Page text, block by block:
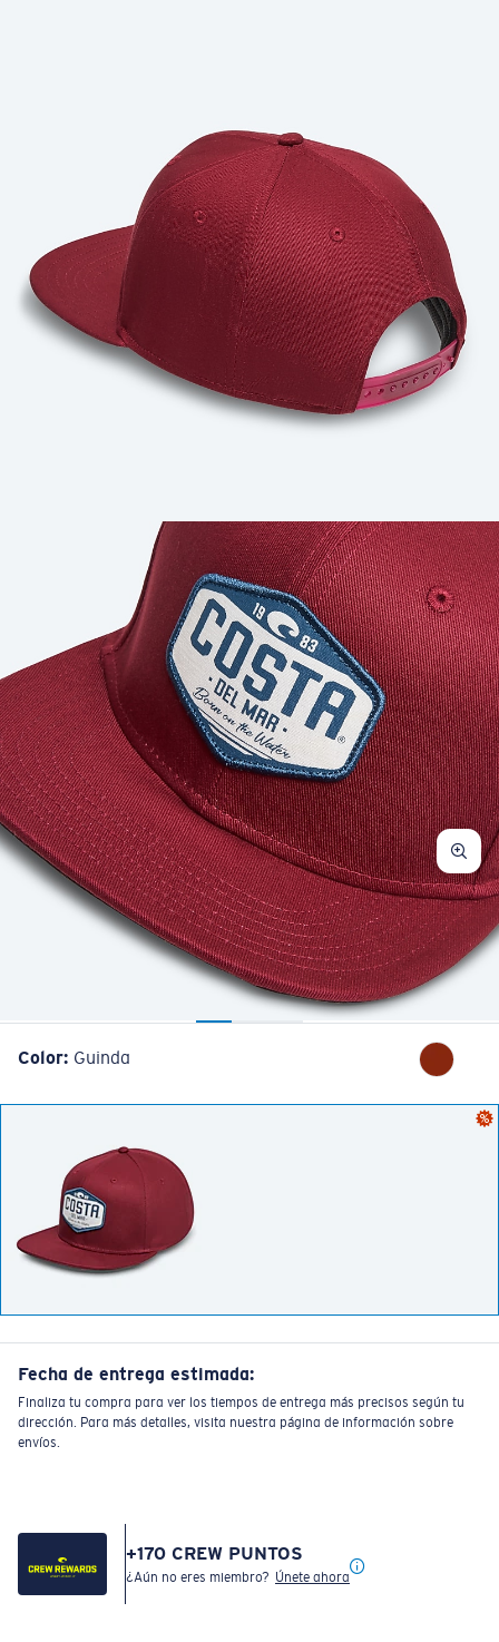
Color: Guinda
Fecha de entrega estimada:
Finaliza tu compra para ver los tiempos de entrega más precisos según tu
dirección. Para más detalles, visita nuestra página de información sobre
envíos.
+170 CREW PUNTOS
¿Aún no eres miembro? Únete ahora